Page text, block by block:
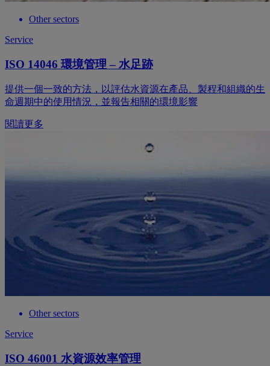
Other sectors
Service
ISO 14046 環境管理 – 水足跡
提供一個一致的方法，以評估水資源在產品、製程和組織的生
命週期中的使用情況，並報告相關的環境影響
閱讀更多
Other sectors
Service
ISO 46001 水資源效率管理